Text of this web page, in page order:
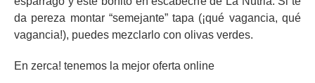
da pereza montar “semejante” tapa (¡qué vagancia, qué
vagancia!), puedes mezclarlo con olivas verdes.
En zerca! tenemos la mejor oferta online